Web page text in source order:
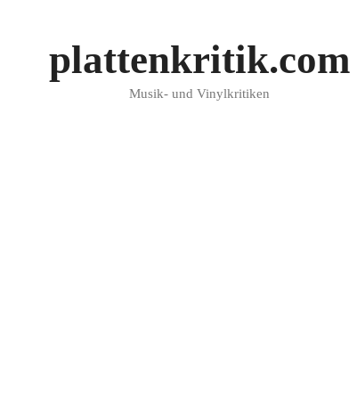
plattenkritik.com
Musik- und Vinylkritiken